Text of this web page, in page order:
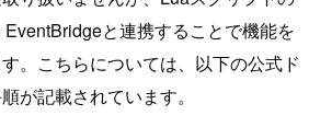
と連携することで機能を
。こちらについては、以下の公式ド
が記載されています。